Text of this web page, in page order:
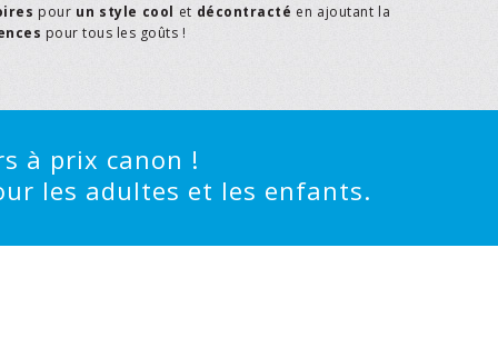
pour un style cool et décontracté en ajoutant la
pour tous les goûts !
à prix canon !
les adultes et les enfants.